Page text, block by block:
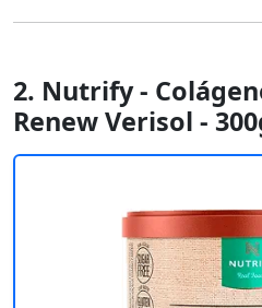
2. Nutrify -
Renew Verisol -